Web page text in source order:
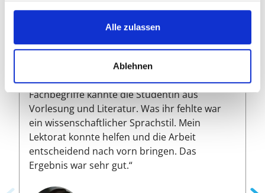
Alle zulassen
Ablehnen
Preisbeispiele:
Erste englische Abschlussarbeit
„Die Bachelorarbeit musste in Englisch
geschrieben werden. Die englischen
Fachbegriffe kannte die Studentin aus
Vorlesung und Literatur. Was ihr fehlte war
ein wissenschaftlicher Sprachstil. Mein
Lektorat konnte helfen und die Arbeit
entscheidend nach vorn bringen. Das
Ergebnis war sehr gut.“